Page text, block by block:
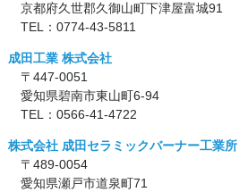
京都府久世郡久御山町下津屋富城91
TEL： 0774-43-5811
成田工業 株式会社
〒447-0051
愛知県碧南市東山町6-94
TEL： 0566-41-4722
株式会社 成田セラミックバーナー工業所
〒489-0054
愛知県瀬戸市道泉町71